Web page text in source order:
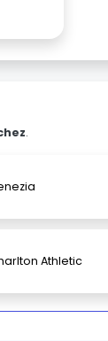
.
Athletic